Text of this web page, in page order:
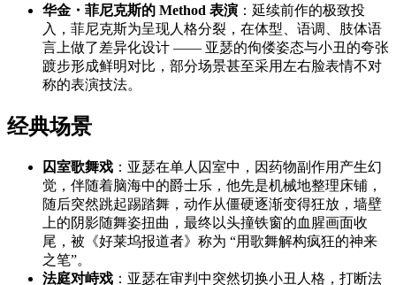
华金・菲尼克斯的 Method 表演 ：延续前作的极致投
入，菲尼克斯为呈现人格分裂，在体型、语调、肢体语
言上做了差异化设计 —— 亚瑟的佝偻姿态与小丑的夸张
踱步形成鲜明对比，部分场景甚至采用左右脸表情不对
称的表演技法。
经典场景
囚室歌舞戏 ：亚瑟在单人囚室中，因药物副作用产生幻
觉，伴随着脑海中的爵士乐，他先是机械地整理床铺，
随后突然跳起踢踏舞，动作从僵硬逐渐变得狂放，墙壁
上的阴影随舞姿扭曲，最终以头撞铁窗的血腥画面收
尾，被《好莱坞报道者》称为 “用歌舞解构疯狂的神来
之笔”。
法庭对峙戏 ：亚瑟在审判中突然切换小丑人格，打断法